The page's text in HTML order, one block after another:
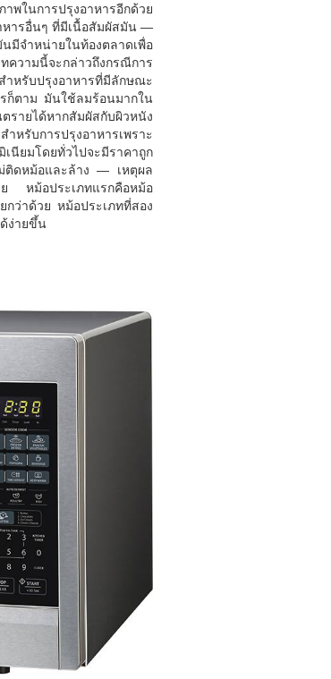
พในการปรุงอาหารอีกด้วย
หารอื่นๆ ที่มีเนื้อสัมผัสมัน —
มีจำหน่ายในท้องตลาดเพื่อ
ความนี้จะกล่าวถึงกรณีการ
หรับปรุงอาหารที่มีลักษณะ
ก็ตาม มันใช้ลมร้อนมากใน
รายได้หากสัมผัสกับผิวหนัง
หรับการปรุงอาหารเพราะ
นียมโดยทั่วไปจะมีราคาถูก
ม่ติดหม้อและล้าง — เหตุผล
ย หม้อประเภทแรกคือหม้อ
กว่าด้วย หม้อประเภทที่สอง
ง่ายขึ้น